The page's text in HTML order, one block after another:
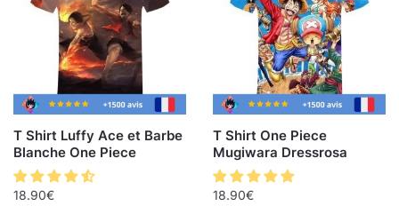
T Shirt Luffy Ace et Barbe
Blanche One Piece
18.90€
T Shirt One Piece
Mugiwara Dressrosa
18.90€